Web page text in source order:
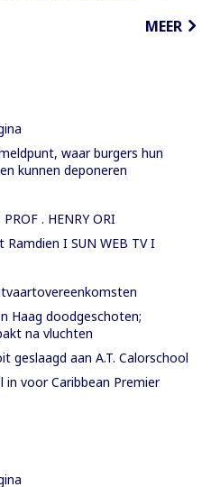
MEER
waar burgers hun
kunnen deponeren
. HENRY ORI
I SUN WEB TV I
Haag doodgeschoten;
na vluchten
geslaagd aan A.T. Calorschool
voor Caribbean Premier